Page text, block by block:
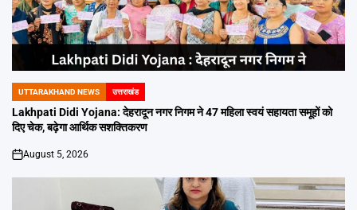
POSTED
IN
UTTARAKHAND NEWS उत्तराखंड
Lakhpati Didi Yojana: देहरादून नगर निगम ने 47 महिला स्वयं सहायता समूहों को
दिए चेक, बढ़ेगा आर्थिक सशक्तिकरण
on
August 5, 2026